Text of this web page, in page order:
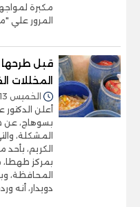
مكبرة
المرور علي
المخللات
الخميس 13/مارس/2025 - 02:41 م
أعلن الدكتور
المشكلة،
الكريم، بأحد
بمركز طهطا،
المحافظة،
دويدار، أنه